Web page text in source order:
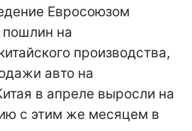
Евросоюзом
пошлин на
производства,
авто на
в апреле выросли на
с этим же месяцем в